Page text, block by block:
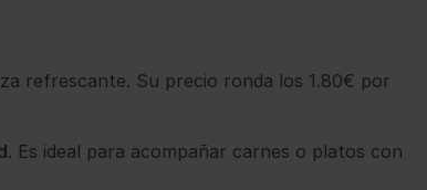
refrescante. Su precio ronda los 1.80€ por
. Es ideal para acompañar carnes o platos con